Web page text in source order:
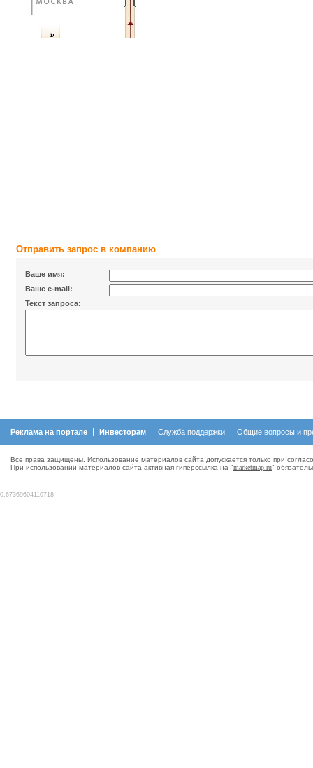
Отправить запрос в компанию
Ваше имя:
Ваше e-mail:
Текст запроса:
Реклама на портале Инвесторам Служба поддержки Общие вопросы и
Все права защищены. Использование материалов сайта допускается только при
При использовании материалов сайта активная гиперсcылка на "marketmap.ru"
0.67369604110718